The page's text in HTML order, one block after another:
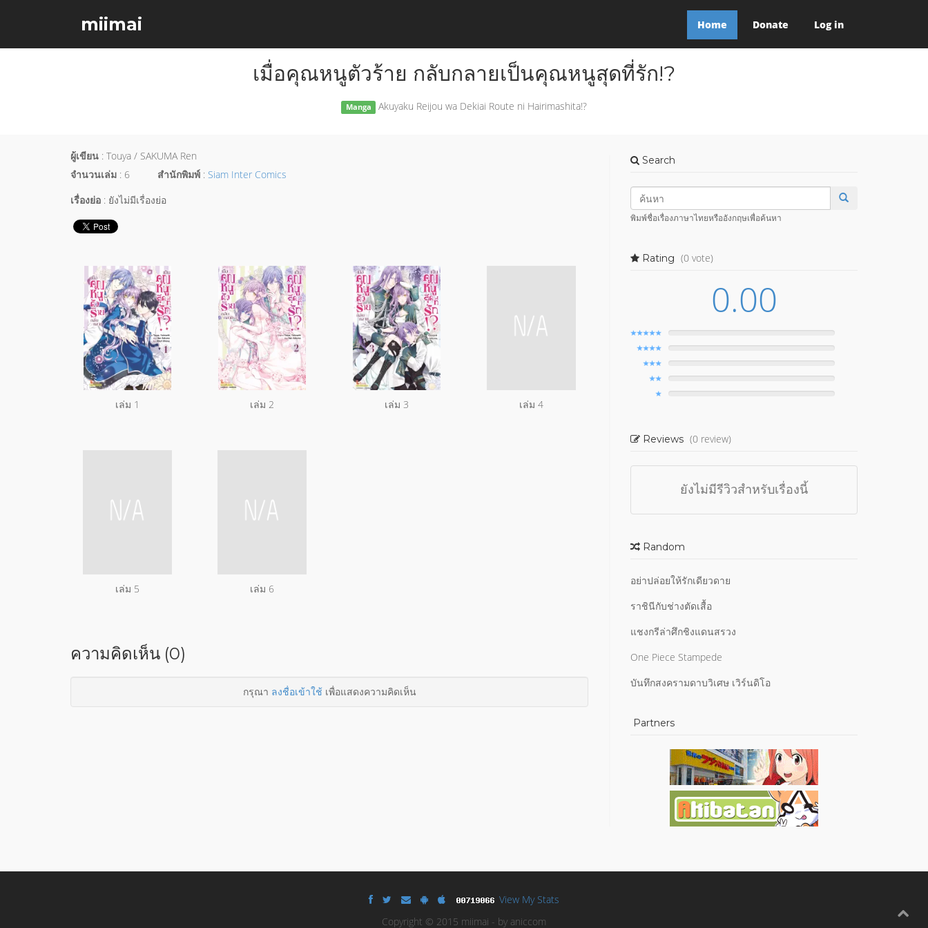
miimai Home Donate Log in
เมื่อคุณหนูตัวร้าย กลับกลายเป็นคุณหนูสุดที่รัก!?
Manga Akuyaku Reijou wa Dekiai Route ni Hairimashita!?
ผู้เขียน : Touya / SAKUMA Ren
จำนวนเล่ม : 6 สำนักพิมพ์ : Siam Inter Comics
เรื่องย่อ : ยังไม่มีเรื่องย่อ
เล่ม 1 เล่ม 2 เล่ม 3 เล่ม 4
เล่ม 5 เล่ม 6
ความคิดเห็น (0)
กรุณา ลงชื่อเข้าใช้เพื่อแสดงความคิดเห็น
Search
พิมพ์ชื่อเรื่องภาษาไทยหรืออังกฤษเพื่อค้นหา
Rating (0 vote)
0.00
Reviews (0 review)
ยังไม่มีรีวิวสำหรับเรื่องนี้
Random
อย่าปล่อยให้รักเดียวดาย
ราชินีกับช่างตัดเสื้อ
แชงกรีล่าศึกชิงแดนสรวง
One Piece Stampede
บันทึกสงครามดาบวิเศษ เวิร์นดิโอ
Partners
View My Stats
Copyright © 2015 miimai - by aniccom